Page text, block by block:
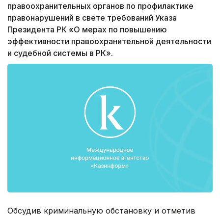
правоохранительных органов по профилактике
правонарушений в свете требований Указа
Президента РК «О мерах по повышению
эффективности правоохранительной деятельности
и судебной системы в РК».
Обсудив криминальную обстановку и отметив